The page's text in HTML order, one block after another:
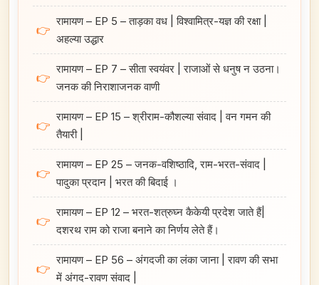
👉
रामायण – EP 5 – ताड़का वध | विश्वामित्र-यज्ञ की रक्षा |
अहल्या उद्धार
👉
रामायण – EP 7 – सीता स्वयंवर | राजाओं से धनुष न उठना।
जनक की निराशाजनक वाणी
👉
रामायण – EP 15 – श्रीराम-कौशल्या संवाद | वन गमन की
तैयारी |
👉
रामायण – EP 25 – जनक-वशिष्ठादि, राम-भरत-संवाद |
पादुका प्रदान | भरत की बिदाई ।
👉
रामायण – EP 12 – भरत-शत्रुघ्न कैकेयी प्रदेश जाते हैं|
दशरथ राम को राजा बनाने का निर्णय लेते हैं।
👉
रामायण – EP 56 – अंगदजी का लंका जाना | रावण की सभा
में अंगद-रावण संवाद |